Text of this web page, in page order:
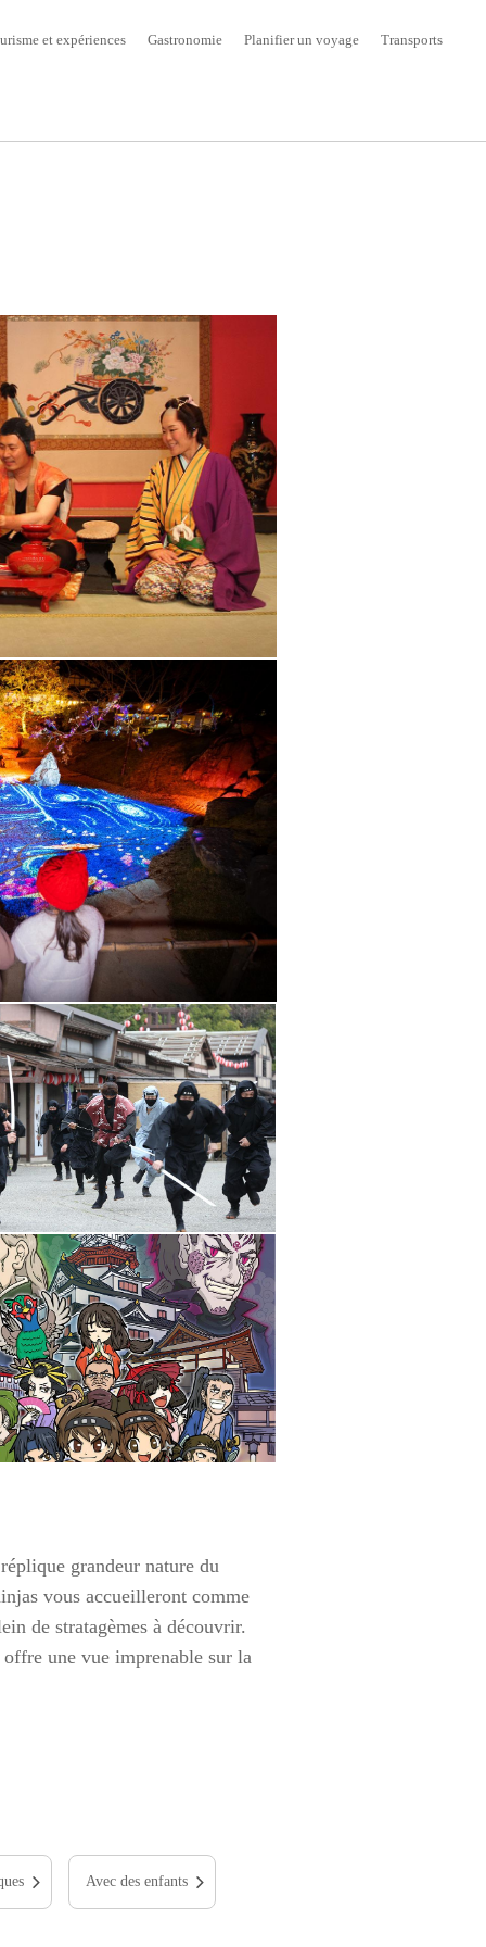
et expériences Gastronomie Planifier un voyage Transports
grandeur nature du
vous accueilleront comme
de stratagèmes à découvrir.
une vue imprenable sur la
Avec des enfants